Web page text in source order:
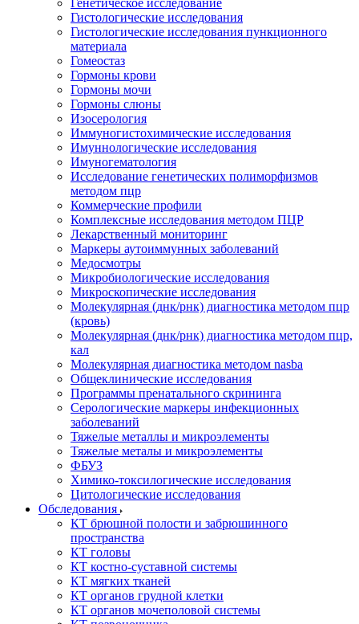
Генетическое исследование
Гистологические исследования
Гистологические исследования пункционного
материала
Гомеостаз
Гормоны крови
Гормоны мочи
Гормоны слюны
Изосерология
Иммуногистохимические исследования
Имуннологические исследования
Имуногематология
Исследование генетических полиморфизмов
методом пцр
Коммерческие профили
Комплексные исследования методом ПЦР
Лекарственный мониторинг
Маркеры аутоиммунных заболеваний
Медосмотры
Микробиологические исследования
Микроскопические исследования
Молекулярная (днк/рнк) диагностика методом пцр
(кровь)
Молекулярная (днк/рнк) диагностика методом пцр,
кал
Молекулярная диагностика методом nasba
Общеклинические исследования
Программы пренатального скрининга
Серологические маркеры инфекционных
заболеваний
Тяжелые металлы и микроэлементы
Тяжелые металы и микроэлементы
ФБУЗ
Химико-токсилогические исследования
Цитологические исследования
Обследования
КТ брюшной полости и забрюшинного
пространства
КТ головы
КТ костно-суставной системы
КТ мягких тканей
КТ органов грудной клетки
КТ органов мочеполовой системы